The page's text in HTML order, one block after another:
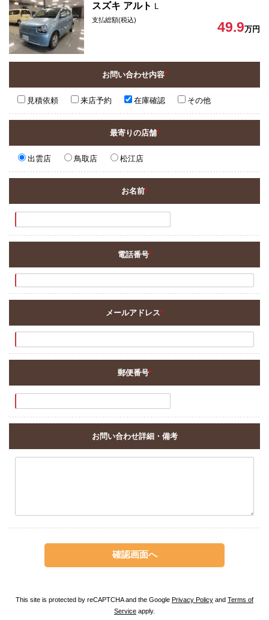
スズキ アルト L
支払総額(税込) 49.9万円
お問い合わせ内容*
見積依頼 来店予約 在庫確認 その他
最寄りの店舗*
出雲店 鳥取店 松江店
お名前*
電話番号*
メールアドレス*
郵便番号*
お問い合わせ詳細・備考
This site is protected by reCAPTCHA and the Google Privacy Policy and Terms of
Service apply.